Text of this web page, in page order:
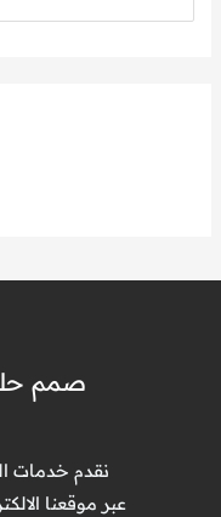
صمم
نقدم خدمات
عبر موقعنا